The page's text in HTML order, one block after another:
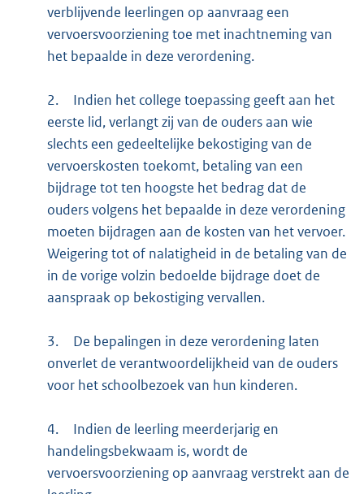
verblijvende leerlingen op aanvraag een
vervoersvoorziening toe met inachtneming van
het bepaalde in deze verordening.
2.
Indien het college toepassing geeft aan het
eerste lid, verlangt zij van de ouders aan wie
slechts een gedeeltelijke bekostiging van de
vervoerskosten toekomt, betaling van een
bijdrage tot ten hoogste het bedrag dat de
ouders volgens het bepaalde in deze verordening
moeten bijdragen aan de kosten van het vervoer.
Weigering tot of nalatigheid in de betaling van de
in de vorige volzin bedoelde bijdrage doet de
aanspraak op bekostiging vervallen.
3.
De bepalingen in deze verordening laten
onverlet de verantwoordelijkheid van de ouders
voor het schoolbezoek van hun kinderen.
4.
Indien de leerling meerderjarig en
handelingsbekwaam is, wordt de
vervoersvoorziening op aanvraag verstrekt aan de